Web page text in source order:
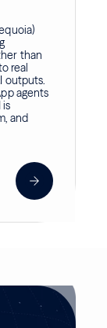
than
real
outputs.
agents
is
and